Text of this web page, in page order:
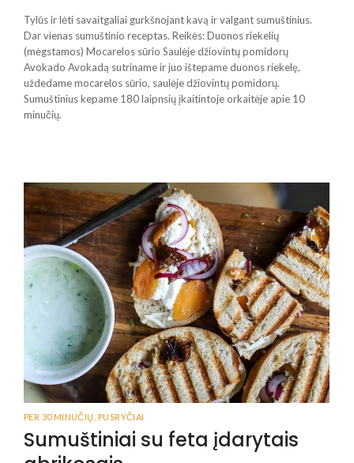
Tylūs ir lėti savaitgaliai gurkšnojant kavą ir valgant sumuštinius.
Dar vienas sumuštinio receptas. Reikės: Duonos riekelių
(mėgstamos) Mocarelos sūrio Saulėje džiovintų pomidorų
Avokado Avokadą sutriname ir juo ištepame duonos riekelę,
uždedame mocarelos sūrio, saulėje džiovintų pomidorų.
Sumuštinius kepame 180 laipnsių įkaitintoje orkaitėje apie 10
minučių.
PER 30 MINUČIŲ PUSRYČIAI
Sumuštiniai su feta įdarytais